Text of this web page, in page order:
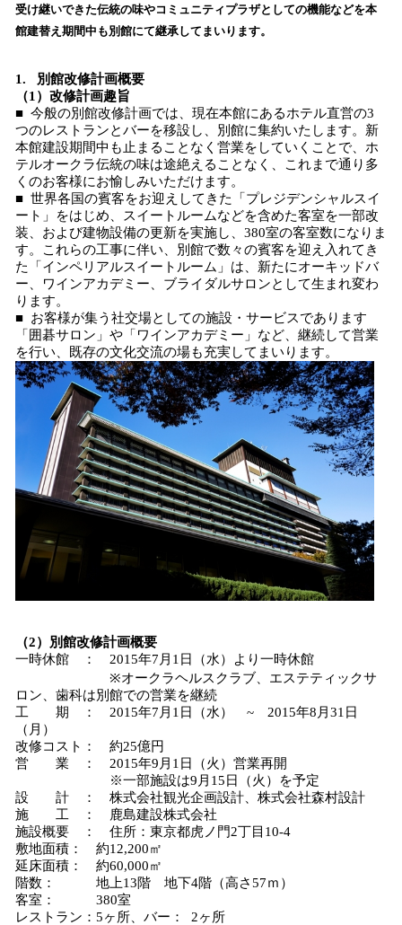
で
す
受け継いできた伝統の味やコミュニティプラザとしての機能などを本
館建替え期間中も別館にて継承してまいります。
1. 別館改修計画概要
（1）改修計画趣旨
■ 今般の別館改修計画では、現在本館にあるホテル直営の3
つのレストランとバーを移設し、別館に集約いたします。新
本館建設期間中も止まることなく営業をしていくことで、ホ
テルオークラ伝統の味は途絶えることなく、これまで通り多
くのお客様にお愉しみいただけます。
■ 世界各国の賓客をお迎えしてきた「プレジデンシャルスイ
ート」をはじめ、スイートルームなどを含めた客室を一部改
装、および建物設備の更新を実施し、380室の客室数になりま
す。これらの工事に伴い、別館で数々の賓客を迎え入れてき
た「インペリアルスイートルーム」は、新たにオーキッドバ
ー、ワインアカデミー、ブライダルサロンとして生まれ変わ
ります。
■ お客様が集う社交場としての施設・サービスであります
「囲碁サロン」や「ワインアカデミー」など、継続して営業
を行い、既存の文化交流の場も充実してまいります。
（2）別館改修計画概要
一時休館 ： 2015年7月1日（水）より一時休館
※オークラヘルスクラブ、エステティックサ
ロン、歯科は別館での営業を継続
工 期 ： 2015年7月1日（水） ~ 2015年8月31日
（月）
改修コスト： 約25億円
営 業 ： 2015年9月1日（火）営業再開
※一部施設は9月15日（火）を予定
設 計 ： 株式会社観光企画設計、株式会社森村設計
施 工 ： 鹿島建設株式会社
施設概要 ： 住所：東京都虎ノ門2丁目10-4
敷地面積： 約12,200㎡
延床面積： 約60,000㎡
階数： 地上13階 地下4階（高さ57ｍ）
客室： 380室
レストラン：5ヶ所、バー： 2ヶ所